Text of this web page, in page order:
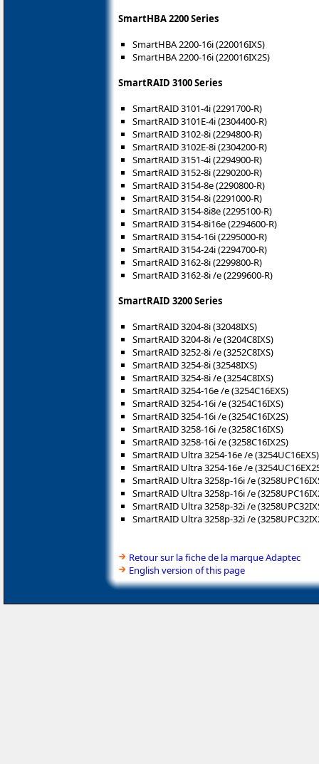
SmartHBA 2200 Series
SmartHBA 2200-16i (220016IXS)
SmartHBA 2200-16i (220016IX2S)
SmartRAID 3100 Series
SmartRAID 3101-4i (2291700-R)
SmartRAID 3101E-4i (2304400-R)
SmartRAID 3102-8i (2294800-R)
SmartRAID 3102E-8i (2304200-R)
SmartRAID 3151-4i (2294900-R)
SmartRAID 3152-8i (2290200-R)
SmartRAID 3154-8e (2290800-R)
SmartRAID 3154-8i (2291000-R)
SmartRAID 3154-8i8e (2295100-R)
SmartRAID 3154-8i16e (2294600-R)
SmartRAID 3154-16i (2295000-R)
SmartRAID 3154-24i (2294700-R)
SmartRAID 3162-8i (2299800-R)
SmartRAID 3162-8i /e (2299600-R)
SmartRAID 3200 Series
SmartRAID 3204-8i (32048IXS)
SmartRAID 3204-8i /e (3204C8IXS)
SmartRAID 3252-8i /e (3252C8IXS)
SmartRAID 3254-8i (32548IXS)
SmartRAID 3254-8i /e (3254C8IXS)
SmartRAID 3254-16e /e (3254C16EXS)
SmartRAID 3254-16i /e (3254C16IXS)
SmartRAID 3254-16i /e (3254C16IX2S)
SmartRAID 3258-16i /e (3258C16IXS)
SmartRAID 3258-16i /e (3258C16IX2S)
SmartRAID Ultra 3254-16e /e (3254UC16EXS)
SmartRAID Ultra 3254-16e /e
SmartRAID Ultra 3258p-16i /e
SmartRAID Ultra 3258p-16i /e
SmartRAID Ultra 3258p-32i /e
SmartRAID Ultra 3258p-32i /e
Retour sur la fiche de la marque Adaptec
English version of this page